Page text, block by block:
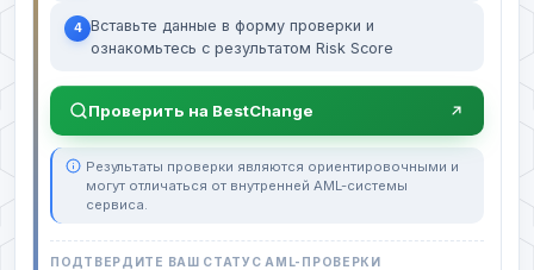
4 Вставьте данные в форму проверки и
ознакомьтесь с результатом Risk Score
Проверить на BestChange
Результаты проверки являются ориентировочными и
могут отличаться от внутренней AML-системы
сервиса.
ПОДТВЕРДИТЕ ВАШ СТАТУС AML-ПРОВЕРКИ